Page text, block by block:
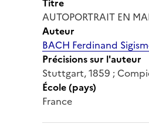
AUTOPORTRAIT EN
Auteur
BACH Ferdinand
Précisions sur l'auteur
Stuttgart, 1859 ;
École (pays)
France